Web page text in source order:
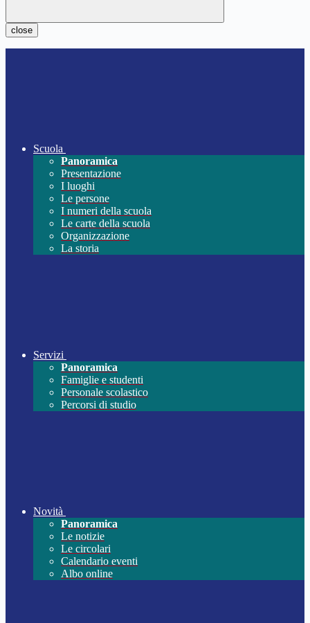
close
Scuola
Panoramica
Presentazione
I luoghi
Le persone
I numeri della scuola
Le carte della scuola
Organizzazione
La storia
Servizi
Panoramica
Famiglie e studenti
Personale scolastico
Percorsi di studio
Novità
Panoramica
Le notizie
Le circolari
Calendario eventi
Albo online